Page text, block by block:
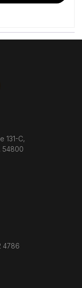
131-C,
54800
4786